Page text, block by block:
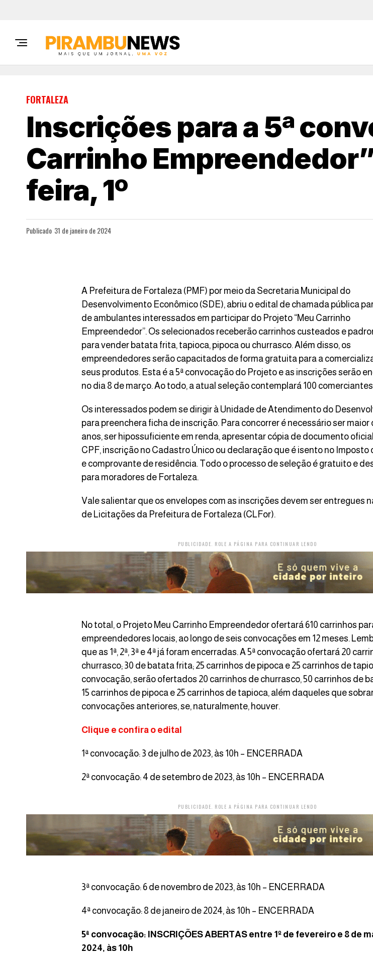
FORTALEZA
Inscrições para a 5ª
Carrinho
feira, 1º
Publicado 31 de janeiro de 2024
A Prefeitura de Fortaleza (PMF) por meio da Secretaria Municipal do
Desenvolvimento Econômico (SDE), abriu o edital de chamada pública
de ambulantes interessados em participar do Projeto “Meu Carrinho
Empreendedor”. Os selecionados receberão carrinhos custeados e
para vender batata frita, tapioca, pipoca ou churrasco. Além disso, os
empreendedores serão capacitados de forma gratuita para a
seus produtos. Esta é a 5ª convocação do Projeto e as inscrições serão
no dia 8 de março. Ao todo, a atual seleção contemplará 100
Os interessados podem se dirigir à Unidade de Atendimento do
para preenchera ficha de inscrição. Para concorrer é necessário ser maior
anos, ser hipossuficiente em renda, apresentar cópia de documento
CPF, inscrição no Cadastro Único ou declaração que é isento no Imposto
e comprovante de residência. Todo o processo de seleção é gratuito e
para moradores de Fortaleza.
Vale salientar que os envelopes com as inscrições devem ser entregues
de Licitações da Prefeitura de Fortaleza (CLFor).
PUBLICIDADE. ROLE A PÁGINA PARA CONTINUAR LENDO
No total, o Projeto Meu Carrinho Empreendedor ofertará 610 carrinhos
empreendedores locais, ao longo de seis convocações em 12 meses.
que as 1ª, 2ª, 3ª e 4ª já foram encerradas. A 5ª convocação ofertará 20
churrasco; 30 de batata frita; 25 carrinhos de pipoca e 25 carrinhos de
convocação, serão ofertados 20 carrinhos de churrasco, 50 carrinhos de
15 carrinhos de pipoca e 25 carrinhos de tapioca, além daqueles que
convocações anteriores, se, naturalmente, houver.
Clique e confira o edital
1ª convocação: 3 de julho de 2023, às 10h – ENCERRADA
2ª convocação: 4 de setembro de 2023, às 10h – ENCERRADA
PUBLICIDADE. ROLE A PÁGINA PARA CONTINUAR LENDO
3ª convocação: 6 de novembro de 2023, às 10h – ENCERRADA
4ª convocação: 8 de janeiro de 2024, às 10h – ENCERRADA
5ª convocação: INSCRIÇÕES ABERTAS entre 1º de fevereiro e 8 de
2024, às 10h